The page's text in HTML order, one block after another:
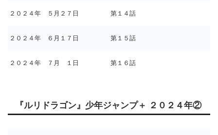
２０２４年 ５月２７日 第１４話
２０２４年 ６月１７日 第１５話
２０２４年 ７月 １日 第１６話
『ルリドラゴン』少年ジャンプ＋ ２０２４年②